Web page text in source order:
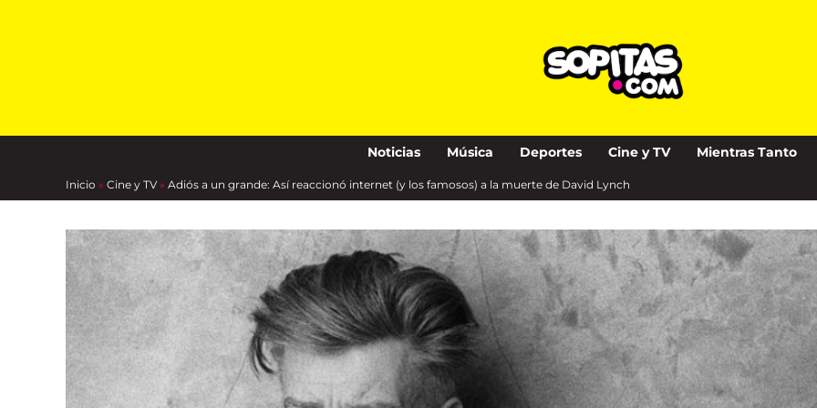
Noticias Música Deportes Cine y TV Mientras Tanto
Inicio » Cine y TV » Adiós a un grande: Así reaccionó internet (y los famosos) a la muerte de David Lynch